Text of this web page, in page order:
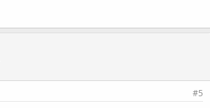
#5